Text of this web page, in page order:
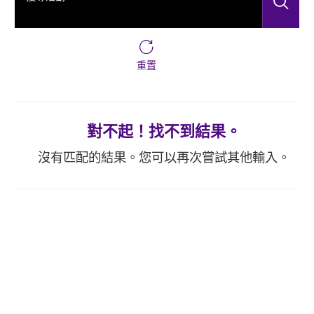
重置
對不起！找不到結果。
沒有匹配的結果。您可以再次嘗試其他輸入。